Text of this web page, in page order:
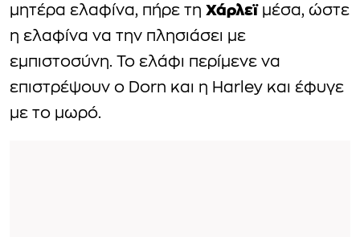
μητέρα ελαφίνα, πήρε τη Χάρλεϊμέσα, ώστε
η ελαφίνα να την πλησιάσει με
εμπιστοσύνη. Το ελάφι περίμενε να
επιστρέψουν ο Dorn και η Harley και έφυγε
με το μωρό.